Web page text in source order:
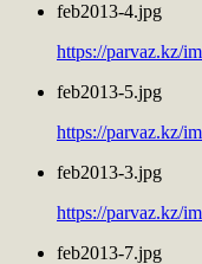
feb2013-4.jpg
https://parvaz.kz/
feb2013-5.jpg
https://parvaz.kz/
feb2013-3.jpg
https://parvaz.kz/
feb2013-7.jpg